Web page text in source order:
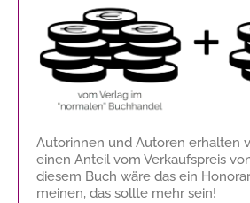
Autorinnen und Autoren erhalten
einen Anteil vom Verkaufspreis
diesem Buch wäre das ein
meinen, das sollte mehr sein!